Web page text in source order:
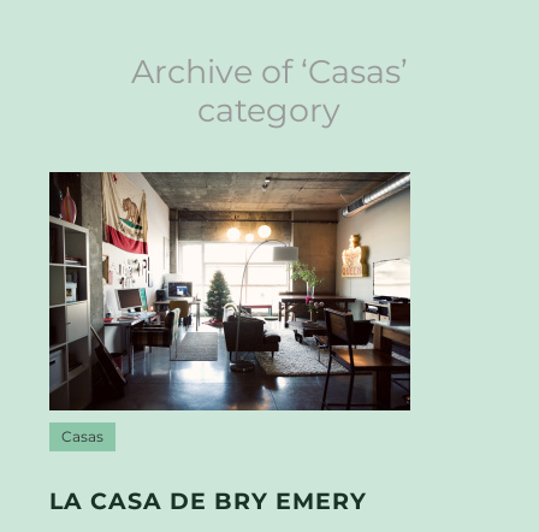
Archive of ‘Casas’
category
Casas
LA CASA DE BRY EMERY